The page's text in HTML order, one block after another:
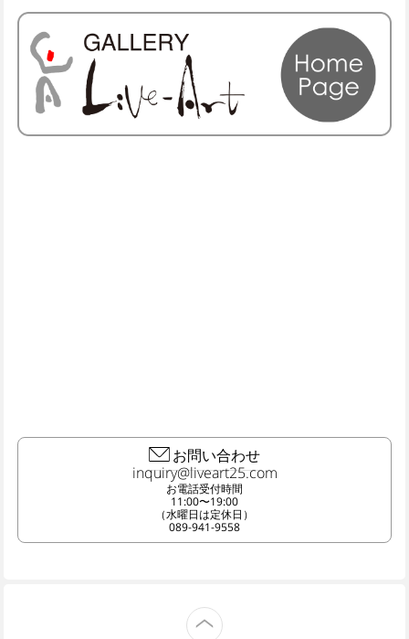
お問い合わせ
お電話受付時間
11:00〜19:00
（水曜日は定休日）
089-941-9558